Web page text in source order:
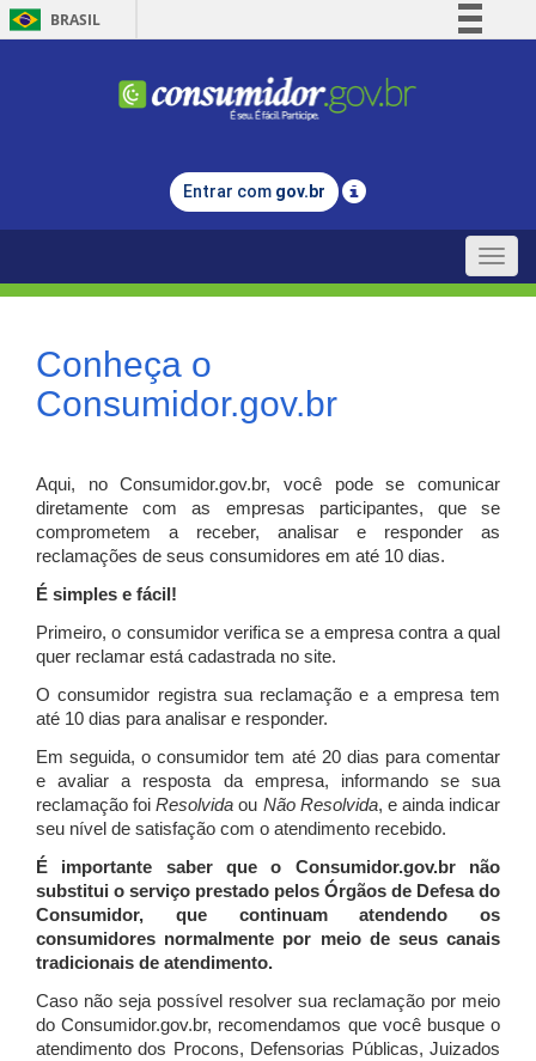
BRASIL
Comunica BR
Legislação
Entrar com gov.br
Toggle
Conheça o
Consumidor.gov.br
Aqui, no Consumidor.gov.br, você pode se comunicar
diretamente com as empresas participantes, que se
comprometem a receber, analisar e responder as
reclamações de seus consumidores em até 10 dias.
É simples e fácil!
Primeiro, o consumidor verifica se a empresa contra a qual
quer reclamar está cadastrada no site.
O consumidor registra sua reclamação e a empresa tem
até 10 dias para analisar e responder.
Em seguida, o consumidor tem até 20 dias para comentar
e avaliar a resposta da empresa, informando se sua
reclamação foiResolvida ou Não Resolvida, e ainda indicar
seu nível de satisfação com o atendimento recebido.
É importante saber que o Consumidor.gov.br não
substitui o serviço prestado pelos Órgãos de Defesa do
Consumidor, que continuam atendendo os
consumidores normalmente por meio de seus canais
tradicionais de atendimento.
Caso não seja possível resolver sua reclamação por meio
do Consumidor.gov.br, recomendamos que você busque o
atendimento dos Procons, Defensorias Públicas, Juizados